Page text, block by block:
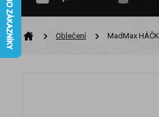
Oblečení MadMax